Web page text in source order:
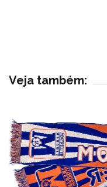
Veja também: